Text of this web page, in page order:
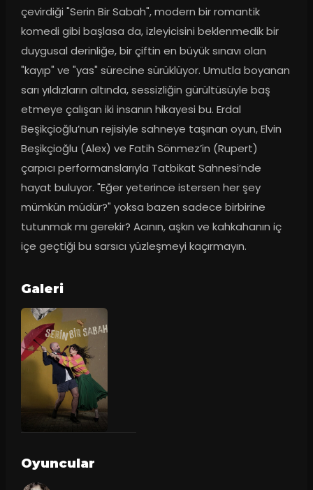
çevirdiği "Serin Bir Sabah", modern bir romantik
komedi gibi başlasa da, izleyicisini beklenmedik bir
duygusal derinliğe, bir çiftin en büyük sınavı olan
"kayıp" ve "yas" sürecine sürüklüyor. Umutla boyanan
sarı yıldızların altında, sessizliğin gürültüsüyle baş
etmeye çalışan iki insanın hikayesi bu. Erdal
Beşikçioğlu’nun rejisiyle sahneye taşınan oyun, Elvin
Beşikçioğlu (Alex) ve Fatih Sönmez’in (Rupert)
çarpıcı performanslarıyla Tatbikat Sahnesi’nde
hayat buluyor. "Eğer yeterince istersen her şey
mümkün müdür?" yoksa bazen sadece birbirine
tutunmak mı gerekir? Acının, aşkın ve kahkahanın iç
içe geçtiği bu sarsıcı yüzleşmeyi kaçırmayın.
Galeri
Oyuncular